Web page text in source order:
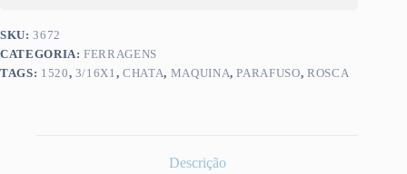
SKU:3672
CATEGORIA:FERRAGENS
TAGS: 1520, 3/16X1,CHATA, MAQUINA,PARAFUSO, ROSCA
Descrição